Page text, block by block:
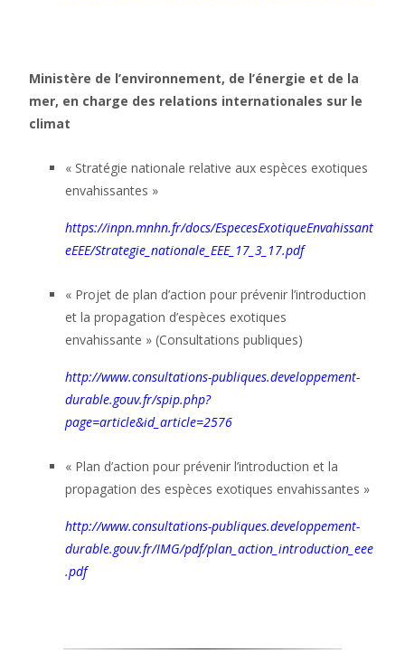
Ministère de l’environnement, de l’énergie et de la
mer, en charge des relations internationales sur le
climat
« Stratégie nationale relative aux espèces exotiques
envahissantes »
https://inpn.mnhn.fr/docs/EspecesExotiqueEnvahissant
eEEE/Strategie_nationale_EEE_17_3_17.pdf
« Projet de plan d’action pour prévenir l’introduction
et la propagation d’espèces exotiques
envahissante » (Consultations publiques)
http://www.consultations-publiques.developpement-
durable.gouv.fr/spip.php?
page=article&id_article=2576
« Plan d’action pour prévenir l’introduction et la
propagation des espèces exotiques envahissantes »
http://www.consultations-publiques.developpement-
durable.gouv.fr/IMG/pdf/plan_action_introduction_eee
.pdf